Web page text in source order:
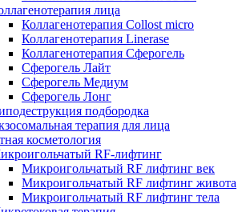
лица
Коллагенотерапия Collost micro
Коллагенотерапия Linerase
Коллагенотерапия Сферогель
Сферогель Лайт
Сферогель Медиум
Сферогель Лонг
подбородка
терапия для лица
косметология
RF-лифтинг
Микроигольчатый RF лифтинг век
Микроигольчатый RF лифтинг живота
Микроигольчатый RF лифтинг тела